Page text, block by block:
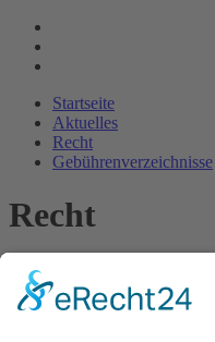
Startseite
Aktuelles
Recht
Gebührenverzeichnisse
Recht
Informationen
einzelnen